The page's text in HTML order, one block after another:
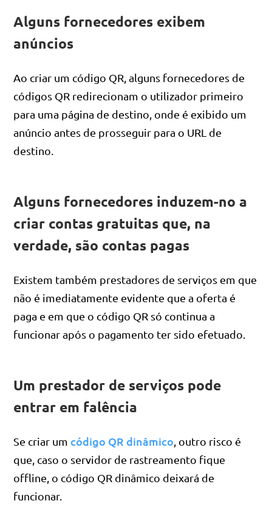
Alguns fornecedores exibem
anúncios
Ao criar um código QR, alguns fornecedores de
códigos QR redirecionam o utilizador primeiro
para uma página de destino, onde é exibido um
anúncio antes de prosseguir para o URL de
destino.
Alguns fornecedores induzem-no a
criar contas gratuitas que, na
verdade, são contas pagas
Existem também prestadores de serviços em que
não é imediatamente evidente que a oferta é
paga e em que o código QR só continua a
funcionar após o pagamento ter sido efetuado.
Um prestador de serviços pode
entrar em falência
Se criar um código QR dinâmico, outro risco é
que, caso o servidor de rastreamento fique
offline, o código QR dinâmico deixará de
funcionar.